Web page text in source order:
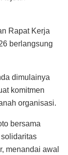
Rapat Kerja
berlangsung
dimulainya
komitmen
organisasi.
bersama
menandai awal